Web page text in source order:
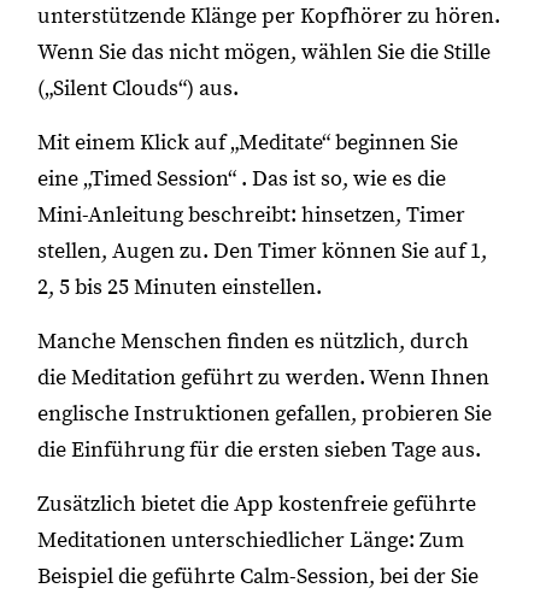
unterstützende Klänge per Kopfhörer zu hören.
Wenn Sie das nicht mögen, wählen Sie die Stille
(„Silent Clouds“) aus.
Mit einem Klick auf „Meditate“ beginnen Sie
eine „Timed Session“ . Das ist so, wie es die
Mini-Anleitung beschreibt: hinsetzen, Timer
stellen, Augen zu. Den Timer können Sie auf 1,
2, 5 bis 25 Minuten einstellen.
Manche Menschen finden es nützlich, durch
die Meditation geführt zu werden. Wenn Ihnen
englische Instruktionen gefallen, probieren Sie
die Einführung für die ersten sieben Tage aus.
Zusätzlich bietet die App kostenfreie geführte
Meditationen unterschiedlicher Länge: Zum
Beispiel die geführte Calm-Session, bei der Sie